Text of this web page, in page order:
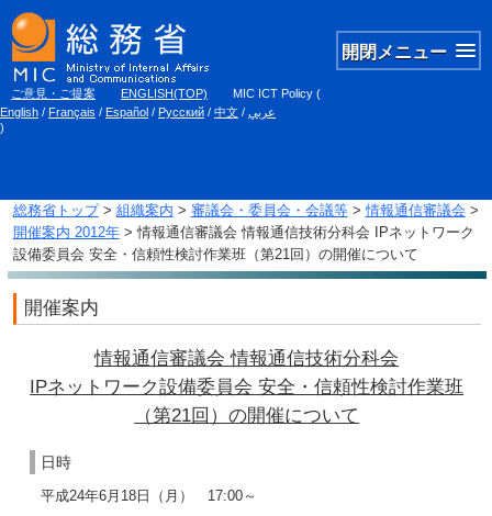
開閉メニュー
ご意見・ご提案 ENGLISH(TOP) MIC ICT Policy (
English / Français / Español / Русский / 中文 / عربي
)
総務省トップ> 組織案内 > 審議会・委員会・会議等>情報通信審議会 >
開催案内 2012年> 情報通信審議会 情報通信技術分科会 IPネットワーク
設備委員会 安全・信頼性検討作業班（第21回）の開催について
開催案内
情報通信審議会 情報通信技術分科会
IPネットワーク設備委員会 安全・信頼性検討作業班
（第21回）の開催について
日時
平成24年6月18日（月） 17:00～